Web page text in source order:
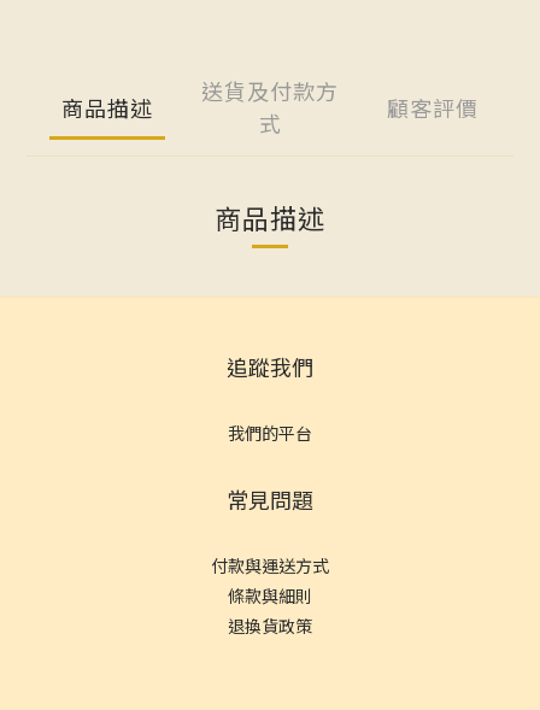
商品描述
送貨及付款方
式
顧客評價
商品描述
追蹤我們
我們的平台
常見問題
付款與運送方式
條款與細則
退換貨政策